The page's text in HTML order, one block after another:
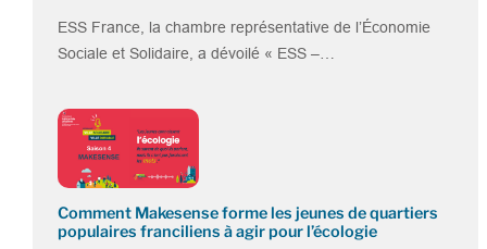
ESS France, la chambre représentative de l’Économie
Sociale et Solidaire, a dévoilé « ESS –…
Comment Makesense forme les jeunes de quartiers
populaires franciliens à agir pour l’écologie